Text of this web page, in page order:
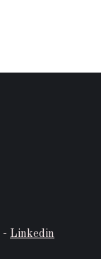
- Linkedin